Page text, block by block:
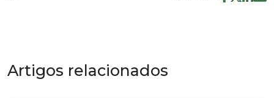
Artigos relacionados